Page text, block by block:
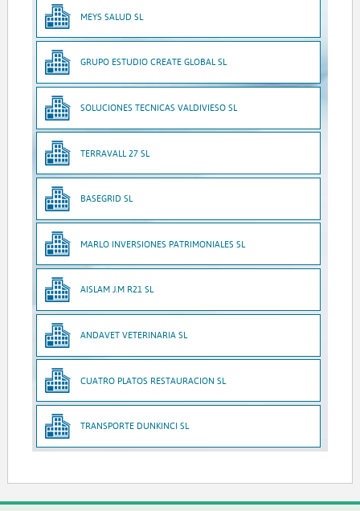
MEYS SALUD SL
GRUPO ESTUDIO CREATE GLOBAL SL
SOLUCIONES TECNICAS VALDIVIESO SL
TERRAVALL 27 SL
BASEGRID SL
MARLO INVERSIONES PATRIMONIALES SL
AISLAM J.M R21 SL
ANDAVET VETERINARIA SL
CUATRO PLATOS RESTAURACION SL
TRANSPORTE DUNKINCI SL